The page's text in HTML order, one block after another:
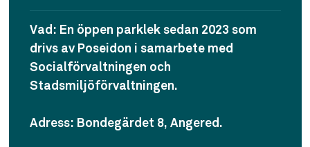
Vad: En öppen parklek sedan 2023 som
drivs av Poseidon i samarbete med
Socialförvaltningen och
Stadsmiljöförvaltningen.
Adress: Bondegärdet 8, Angered.